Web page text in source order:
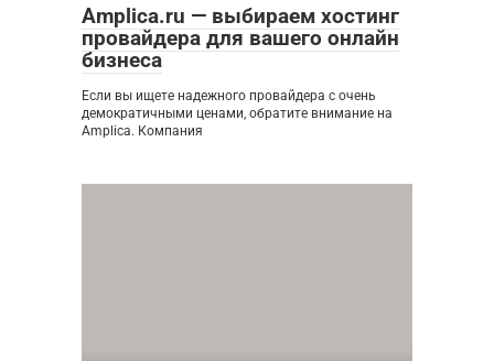
Amplica.ru — выбираем хостинг
провайдера для вашего онлайн
бизнеса
Если вы ищете надежного провайдера с очень
демократичными ценами, обратите внимание на
Amplica. Компания